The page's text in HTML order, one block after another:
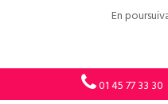
En
01 45 77 33 30